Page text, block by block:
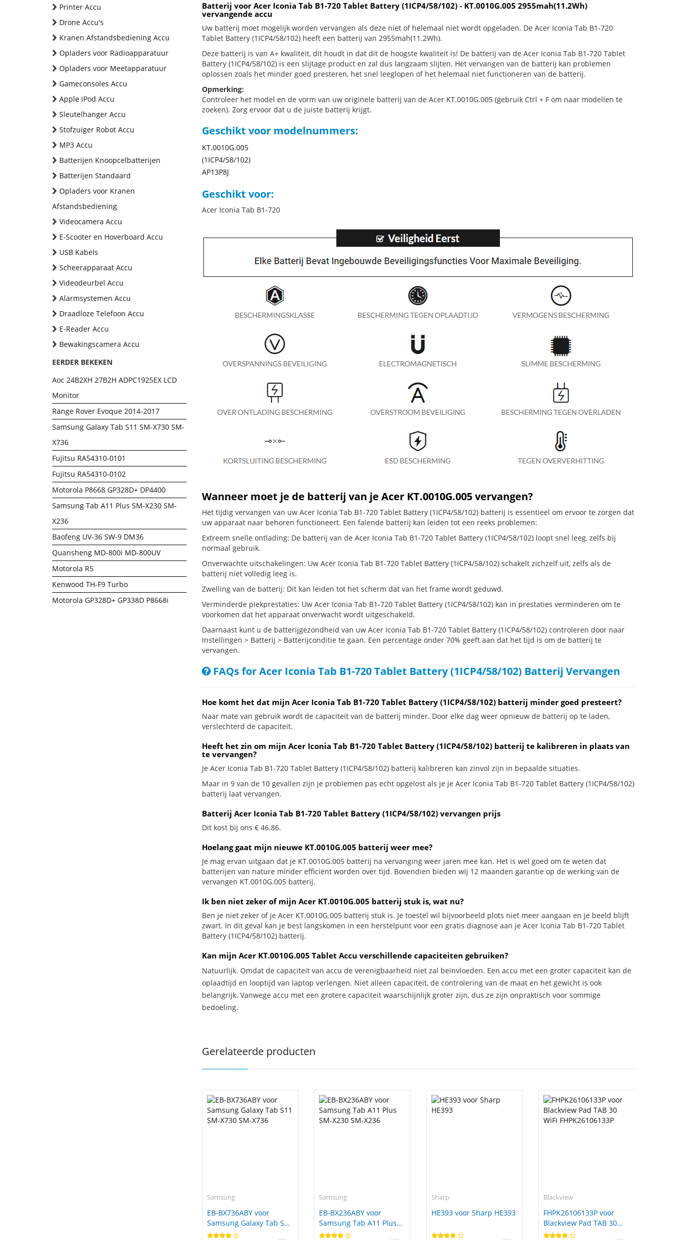
Printer Accu
Drone Accu's
Kranen Afstandsbediening Accu
Opladers voor Radioapparatuur
Opladers voor Meetapparatuur
Gameconsoles Accu
Apple iPod Accu
Sleutelhanger Accu
Stofzuiger Robot Accu
MP3 Accu
Batterijen Knoopcelbatterijen
Batterijen Standaard
Opladers voor Kranen
Afstandsbediening
Videocamera Accu
E-Scooter en Hoverboard Accu
USB Kabels
Scheerapparaat Accu
Videodeurbel Accu
Alarmsystemen Accu
Draadloze Telefoon Accu
E-Reader Accu
Bewakingscamera Accu
EERDER BEKEKEN
Aoc 24B2XH 27B2H ADPC1925EX LCD
Monitor
Range Rover Evoque 2014-2017
Samsung Galaxy Tab S11 SM-X730 SM-
X736
Fujitsu RA54310-0101
Fujitsu RA54310-0102
Motorola P8668 GP328D+ DP4400
Samsung Tab A11 Plus SM-X230 SM-
X236
Baofeng UV-36 SW-9 DM36
Quansheng MD-800i MD-800UV
Motorola R5
Kenwood TH-F9 Turbo
Motorola GP328D+ GP338D P8668i
Batterij voor Acer Iconia Tab B1-720 Tablet Battery (1ICP4/58/102) - KT.0010G.005 2955mah(11.2Wh)
vervangende accu
Uw batterij moet mogelijk worden vervangen als deze niet of helemaal niet wordt opgeladen. De Acer Iconia Tab B1-720
Tablet Battery (1ICP4/58/102) heeft een batterij van 2955mah(11.2Wh).
Deze batterij is van A+ kwaliteit, dit houdt in dat dit de hoogste kwaliteit is! De batterij van de Acer Iconia Tab B1-720 Tablet
Battery (1ICP4/58/102) is een slijtage product en zal dus langzaam slijten. Het vervangen van de batterij kan problemen
oplossen zoals het minder goed presteren, het snel leeglopen of het helemaal niet functioneren van de batterij.
Opmerking:
Controleer het model en de vorm van uw originele batterij van de Acer KT.0010G.005 (gebruik Ctrl + F om naar modellen te
zoeken). Zorg ervoor dat u de juiste batterij krijgt.
Geschikt voor modelnummers:
KT.0010G.005
(1ICP4/58/102)
AP13P8J
Geschikt voor:
Acer Iconia Tab B1-720
Wanneer moet je de batterij van je Acer KT.0010G.005 vervangen?
Het tijdig vervangen van uw Acer Iconia Tab B1-720 Tablet Battery (1ICP4/58/102) batterij is essentieel om ervoor te zorgen dat
uw apparaat naar behoren functioneert. Een falende batterij kan leiden tot een reeks problemen:
Extreem snelle ontlading: De batterij van de Acer Iconia Tab B1-720 Tablet Battery (1ICP4/58/102) loopt snel leeg, zelfs bij
normaal gebruik.
Onverwachte uitschakelingen: Uw Acer Iconia Tab B1-720 Tablet Battery (1ICP4/58/102) schakelt zichzelf uit, zelfs als de
batterij niet volledig leeg is.
Zwelling van de batterij: Dit kan leiden tot het scherm dat van het frame wordt geduwd.
Verminderde piekprestaties: Uw Acer Iconia Tab B1-720 Tablet Battery (1ICP4/58/102) kan in prestaties verminderen om te
voorkomen dat het apparaat onverwacht wordt uitgeschakeld.
Daarnaast kunt u de batterijgezondheid van uw Acer Iconia Tab B1-720 Tablet Battery (1ICP4/58/102) controleren door naar
Instellingen > Batterij > Batterijconditie te gaan. Een percentage onder 70% geeft aan dat het tijd is om de batterij te
vervangen.
FAQs for Acer Iconia Tab B1-720 Tablet Battery (1ICP4/58/102) Batterij Vervangen
Hoe komt het dat mijn Acer Iconia Tab B1-720 Tablet Battery (1ICP4/58/102) batterij minder goed presteert?
Naar mate van gebruik wordt de capaciteit van de batterij minder. Door elke dag weer opnieuw de batterij op te laden,
verslechterd de capaciteit.
Heeft het zin om mijn Acer Iconia Tab B1-720 Tablet Battery (1ICP4/58/102) batterij te kalibreren in plaats van
te vervangen?
Je Acer Iconia Tab B1-720 Tablet Battery (1ICP4/58/102) batterij kalibreren kan zinvol zijn in bepaalde situaties.
Maar in 9 van de 10 gevallen zijn je problemen pas echt opgelost als je je Acer Iconia Tab B1-720 Tablet Battery (1ICP4/58/102)
batterij laat vervangen.
Batterij Acer Iconia Tab B1-720 Tablet Battery (1ICP4/58/102) vervangen prijs
Dit kost bij ons € 46.86.
Hoelang gaat mijn nieuwe KT.0010G.005 batterij weer mee?
Je mag ervan uitgaan dat je KT.0010G.005 batterij na vervanging weer jaren mee kan. Het is wel goed om te weten dat
batterijen van nature minder efficiënt worden over tijd. Bovendien bieden wij 12 maanden garantie op de werking van de
vervangen KT.0010G.005 batterij.
Ik ben niet zeker of mijn Acer KT.0010G.005 batterij stuk is, wat nu?
Ben je niet zeker of je Acer KT.0010G.005 batterij stuk is. Je toestel wil bijvoorbeeld plots niet meer aangaan en je beeld blijft
zwart. In dit geval kan je best langskomen in een herstelpunt voor een gratis diagnose aan je Acer Iconia Tab B1-720 Tablet
Battery (1ICP4/58/102) batterij.
Kan mijn Acer KT.0010G.005 Tablet Accu verschillende capaciteiten gebruiken?
Natuurlijk. Omdat de capaciteit van accu de verenigbaarheid niet zal beïnvloeden. Een accu met een groter capaciteit kan de
oplaadtijd en looptijd van laptop verlengen. Niet alleen capaciteit, de controlering van de maat en het gewicht is ook
belangrijk. Vanwege accu met een grotere capaciteit waarschijnlijk groter zijn, dus ze zijn onpraktisch voor sommige
bedoeling.
Gerelateerde producten
Samsung
EB-BX736ABY voor
Samsung Galaxy Tab S11
SM-X730 SM-X736
Samsung
EB-BX236ABY voor
Samsung Tab A11 Plus
SM-X230 SM-X236
Sharp
HE393 voor Sharp HE393
Blackview
FHPK26106133P voor
Blackview Pad TAB 30
WiFi FHPK26106133P